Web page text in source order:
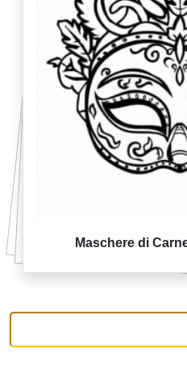
Maschere di